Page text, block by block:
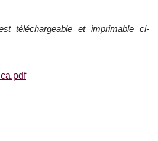
téléchargeable et imprimable ci-